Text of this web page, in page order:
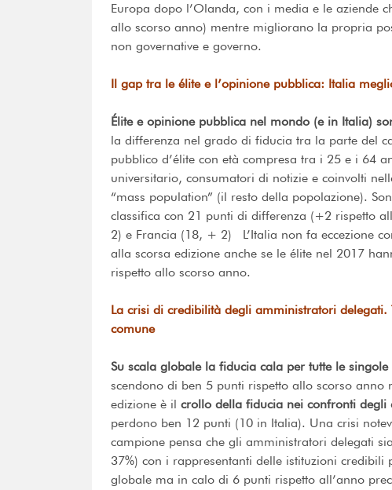
Europa dopo l’Olanda, con i media e le aziende
allo scorso anno) mentre migliorano la propria
non governative e governo.
Il gap tra le élite e l’opinione pubblica: Italia
Élite e opinione pubblica nel mondo (e in Italia)
la differenza nel grado di fiducia tra la parte del
pubblico d’élite con età compresa tra i 25 e i 64
universitario, consumatori di notizie e coinvolti
“mass population” (il resto della popolazione).
classifica con 21 punti di differenza (+2 rispetto
2) e Francia (18, + 2) L’Italia non fa eccezione
alla scorsa edizione anche se le élite nel 2017
rispetto allo scorso anno.
La crisi di credibilità degli amministratori
comune
Su scala globale la fiducia cala per tutte le
scendono di ben 5 punti rispetto allo scorso
edizione è il crollo della fiducia nei confronti degli
perdono ben 12 punti (10 in Italia). Una crisi
campione pensa che gli amministratori delegati
37%) con i rappresentanti delle istituzioni
globale ma in calo di 6 punti rispetto all’anno